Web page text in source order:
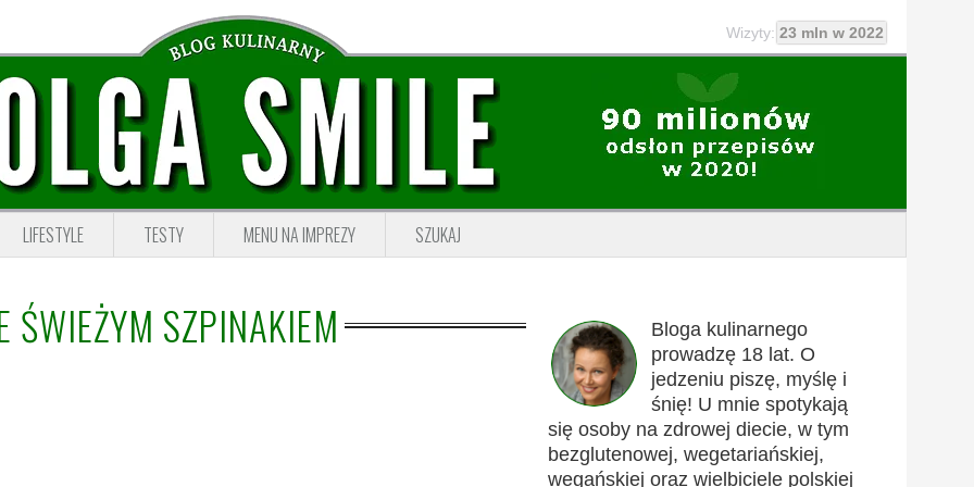
Wizyty: 23 mln w 2022
LIFESTYLE TESTY MENU NA IMPREZY SZUKAJ
ŚWIEŻYM SZPINAKIEM
Bloga kulinarnego
prowadzę 18 lat. O
jedzeniu piszę, myślę i
śnię! U mnie spotykają
się osoby na zdrowej diecie, w tym
bezglutenowej, wegetariańskiej,
wegańskiej oraz wielbiciele polskiej